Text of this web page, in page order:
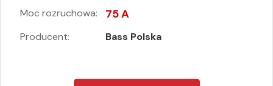
Moc rozruchowa: 75 A
Producent: Bass Polska